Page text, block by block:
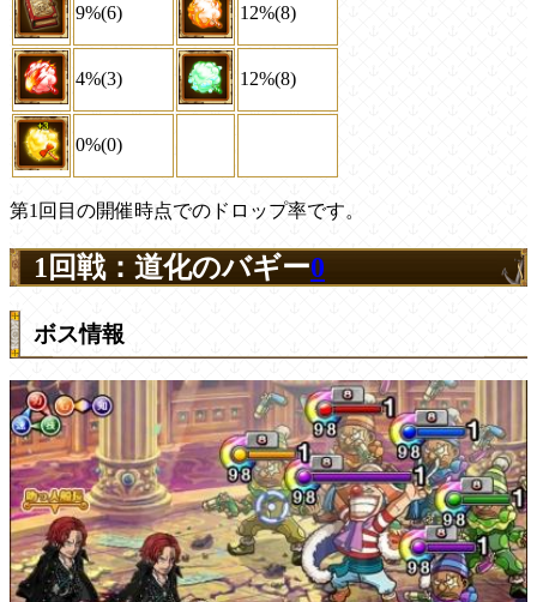
9%(6) 12%(8)
4%(3) 12%(8)
0%(0)
第1回目の開催時点でのドロップ率です。
1回戦：道化のバギー0
ボス情報